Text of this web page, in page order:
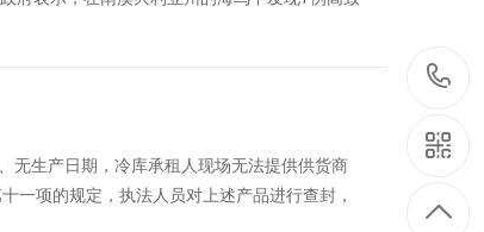
无生产日期，冷库承租人现场无法提供供货商
一项的规定，执法人员对上述产品进行查封，